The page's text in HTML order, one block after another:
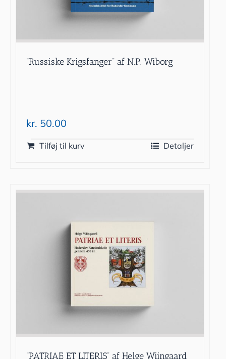
“Russiske Krigsfanger” af N.P. Wiborg
kr. 50.00
Tilføj til kurv Detaljer
“PATRIAE ET LITERIS” af Helge Wiingaard